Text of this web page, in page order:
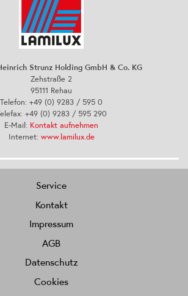
Strunz Holding GmbH & Co. KG
Zehstraße 2
95111 Rehau
Telefon: +49 (0) 9283 / 595 0
+49 (0) 9283 / 595 290
E-Mail: Kontakt aufnehmen
Internet: www.lamilux.de
Service
Kontakt
Impressum
AGB
Datenschutz
Cookies